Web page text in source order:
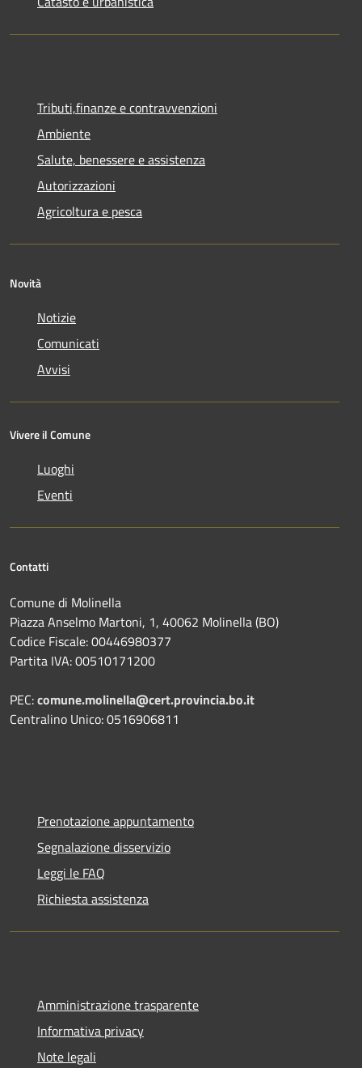
Tributi,finanze e contravvenzioni
Ambiente
Salute, benessere e assistenza
Autorizzazioni
Agricoltura e pesca
Novità
Notizie
Comunicati
Avvisi
Vivere il Comune
Luoghi
Eventi
Contatti
Comune di Molinella
Piazza Anselmo Martoni, 1, 40062 Molinella (BO)
Codice Fiscale: 00446980377
Partita IVA: 00510171200
PEC:comune.molinella@cert.provincia.bo.it
Centralino Unico: 0516906811
Prenotazione appuntamento
Segnalazione disservizio
Leggi le FAQ
Richiesta assistenza
Amministrazione trasparente
Informativa privacy
Note legali